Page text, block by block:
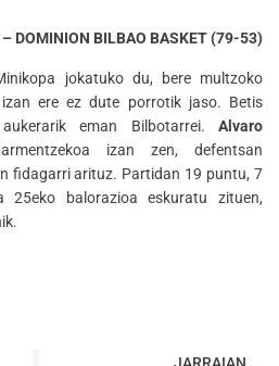
– DOMINION BILBAO BASKET (79-53)
jokatuko du, bere multzoko
ere ez dute porrotik jaso. Betis
eman Bilbotarrei. Alvaro
izan zen, defentsan
fidagarri arituz. Partidan 19 puntu, 7
25eko balorazioa eskuratu zituen,